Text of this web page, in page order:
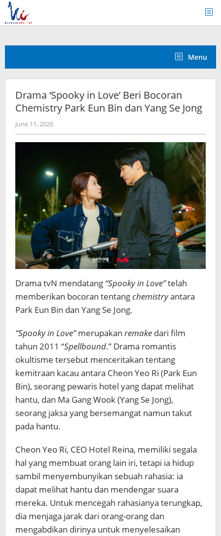
Skip
content
Menu
Drama ‘Spooky in Love’ Beri Bocoran
Chemistry Park Eun Bin dan Yang Se Jong
June 11, 2026by
wndwnrt
Drama tvN mendatang “Spooky in Love”telah
memberikan bocoran tentangchemistryantara
Park Eun Bin dan Yang Se Jong.
“Spooky in Love”merupakan remake dari film
tahun 2011 “Spellbound.” Drama romantis
okultisme tersebut menceritakan tentang
kemitraan kacau antara Cheon Yeo Ri (Park Eun
Bin), seorang pewaris hotel yang dapat melihat
hantu, dan Ma Gang Wook (Yang Se Jong),
seorang jaksa yang bersemangat namun takut
pada hantu.
Cheon Yeo Ri, CEO Hotel Reina, memiliki segala
hal yang membuat orang lain iri, tetapi ia hidup
sambil menyembunyikan sebuah rahasia: ia
dapat melihat hantu dan mendengar suara
mereka. Untuk mencegah rahasianya terungkap,
dia menjaga jarak dari orang-orang dan
mengabdikan dirinya untuk menyelesaikan